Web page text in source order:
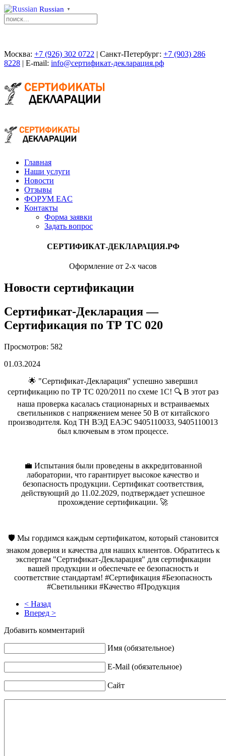
Russian ▼
Москва: +7 (926) 302 0722 | Санкт-Петербург: +7 (903) 286
8228 | E-mail: info@сертификат-декларация.рф
Главная
Наши услуги
Новости
Отзывы
ФОРУМ EAC
Контакты
Форма заявки
Задать вопрос
СЕРТИФИКАТ-ДЕКЛАРАЦИЯ.РФ
Оформление от 2-х часов
Новости сертификации
Сертификат-Декларация —
Сертификация по ТР ТС 020
Просмотров: 582
01.03.2024
🌟 "Сертификат-Декларация" успешно завершил
сертификацию по ТР ТС 020/2011 по схеме 1С! 🔍 В этот раз
наша проверка касалась стационарных и встраиваемых
светильников с напряжением менее 50 В от китайского
производителя. Код ТН ВЭД ЕАЭС 9405110033, 9405110013
был ключевым в этом процессе.
💼 Испытания были проведены в аккредитованной
лаборатории, что гарантирует высокое качество и
безопасность продукции. Сертификат соответствия,
действующий до 11.02.2029, подтверждает успешное
прохождение сертификации. 🚀
🛡️ Мы гордимся каждым сертификатом, который становится
знаком доверия и качества для наших клиентов. Обратитесь к
экспертам "Сертификат-Декларация" для сертификации
вашей продукции и обеспечьте ее безопасность и
соответствие стандартам! #Сертификация #Безопасность
#Светильники #Качество #Продукция
< Назад
Вперед >
Добавить комментарий
Имя (обязательное)
E-Mail (обязательное)
Сайт